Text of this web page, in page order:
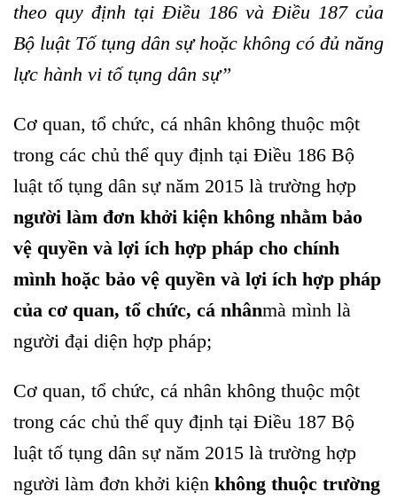
theo quy định tại Điều 186 và Điều 187 của
Bộ luật Tố tụng dân sự hoặc không có đủ năng
lực hành vi tố tụng dân sự”
Cơ quan, tổ chức, cá nhân không thuộc một
trong các chủ thể quy định tại Điều 186 Bộ
luật tố tụng dân sự năm 2015 là trường hợp
người làm đơn khởi kiện không nhằm bảo
vệ quyền và lợi ích hợp pháp cho chính
mình hoặc bảo vệ quyền và lợi ích hợp pháp
của cơ quan, tổ chức, cá nhânmà mình là
người đại diện hợp pháp;
Cơ quan, tổ chức, cá nhân không thuộc một
trong các chủ thể quy định tại Điều 187 Bộ
luật tố tụng dân sự năm 2015 là trường hợp
người làm đơn khởi kiện không thuộc trường